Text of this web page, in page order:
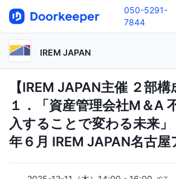
050-5291-
7844
IREM JAPAN
【IREM JAPAN主催 ２部構
１．「資産管理会社M＆A
入することで変わる未来」
年６月 IREM JAPAN名古